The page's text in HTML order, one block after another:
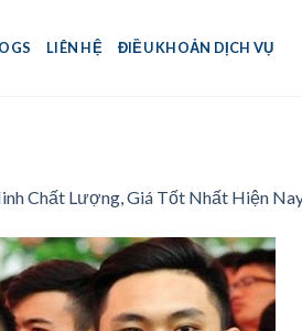
LIÊN HỆ ĐIỀU KHOẢN DỊCH VỤ
Chất Lượng, Giá Tốt Nhất Hiện